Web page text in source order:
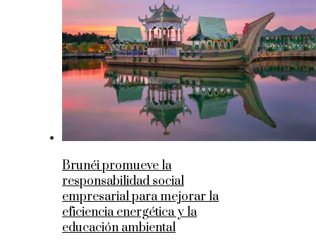
Brunéi promueve la
responsabilidad social
empresarial para mejorar la
eficiencia energética y la
educación ambiental